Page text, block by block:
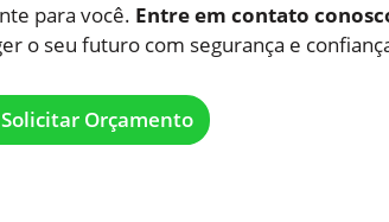
para você. Entre em contato
o seu futuro com segurança e
Solicitar Orçamento